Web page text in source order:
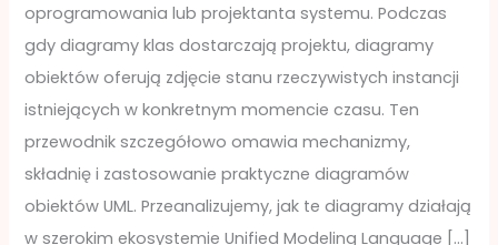
oprogramowania lub projektanta systemu. Podczas
gdy diagramy klas dostarczają projektu, diagramy
obiektów oferują zdjęcie stanu rzeczywistych instancji
istniejących w konkretnym momencie czasu. Ten
przewodnik szczegółowo omawia mechanizmy,
składnię i zastosowanie praktyczne diagramów
obiektów UML. Przeanalizujemy, jak te diagramy działają
w szerokim ekosystemie Unified Modeling Language […]